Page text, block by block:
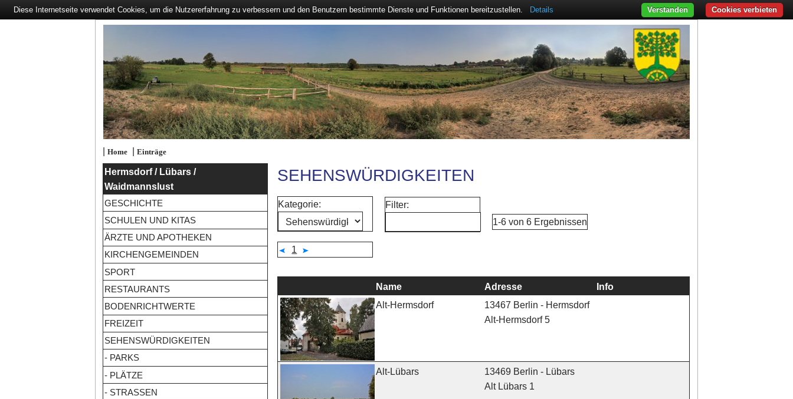
| Home| Einträge
Hermsdorf / Lübars /
Waidmannslust
GESCHICHTE
SCHULEN UND KITAS
ÄRZTE UND APOTHEKEN
KIRCHENGEMEINDEN
SPORT
RESTAURANTS
BODENRICHTWERTE
FREIZEIT
SEHENSWÜRDIGKEITEN
- PARKS
- PLÄTZE
- STRASSEN
SEHENSWÜRDIGKEITEN
Kategorie:
Filter:
1-6 von 6 Ergebnissen
1
Name Adresse Info
Alt-Hermsdorf
13467 Berlin - Hermsdorf
Alt-Hermsdorf 5
Alt-Lübars
13469 Berlin - Lübars
Alt Lübars 1
Diese Internetseite verwendet Cookies, um die Nutzererfahrung zu verbessern und den Benutzern bestimmte Dienste und Funktionen bereitzustellen. Details Cookies verbieten
Verstanden